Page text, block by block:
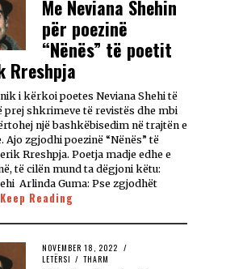
Me Neviana Shehin
për poezinë
“Nënës” të poetit
Rreshpja
i kërkoi poetes Neviana Shehi të
prej shkrimeve të revistës dhe mbi
një bashkëbisedim në trajtën e
Ajo zgjodhi poezinë “Nënës” të
Rreshpja. Poetja madje edhe e
të cilën mund ta dëgjoni këtu:
Arlinda Guma: Pse zgjodhët
Keep Reading
NOVEMBER 18, 2022
LETËRSI / THARM